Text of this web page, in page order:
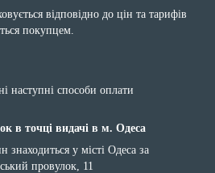
відповідно до цін та тарифів
покупцем.
наступні способи оплати
в точці видачі в м. Одеса
знаходиться у місті Одеса за
провулок, 11